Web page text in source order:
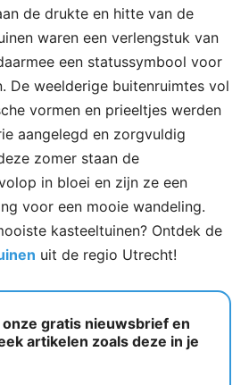
de drukte en hitte van de
waren een verlengstuk van
een statussymbool voor
De weelderige buitenruimtes vol
vormen en prieeltjes werden
aangelegd en zorgvuldig
zomer staan de
in bloei en zijn ze een
voor een mooie wandeling.
kasteeltuinen? Ontdek de
uit de regio Utrecht!
gratis nieuwsbrief en
artikelen zoals deze in je